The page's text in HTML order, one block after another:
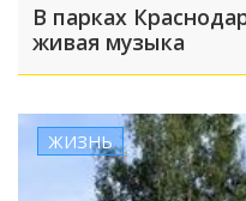
В парках
живая музыка
ЖИЗНЬ